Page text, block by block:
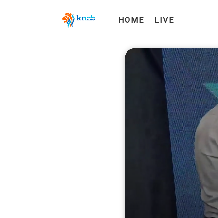
HOME LIVE